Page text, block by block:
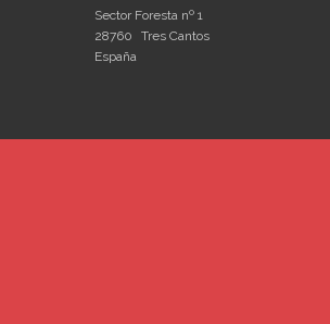
Sector Foresta nº 1
28760
Tres Cantos
España